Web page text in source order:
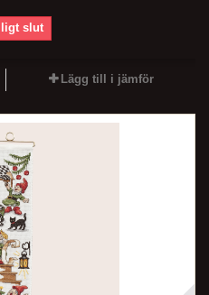
slut
Lägg till i jämför